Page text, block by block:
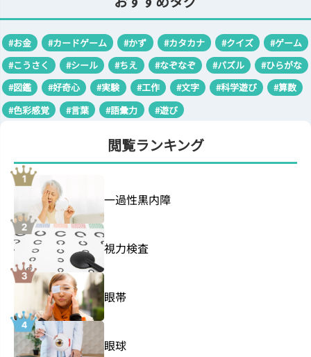
#お金 #カードゲーム #かず #カタカナ #クイズ
#ゲーム
#こうさく
#シール #ちえ #なぞなぞ #パズル
#ひらがな
#図鑑
#好奇心 #実験 #工作 #文字 #科学遊び
#算数
#色彩感覚
#言葉 #語彙力 #遊び
閲覧ランキング
一過性黒内障
視力検査
眼帯
眼球